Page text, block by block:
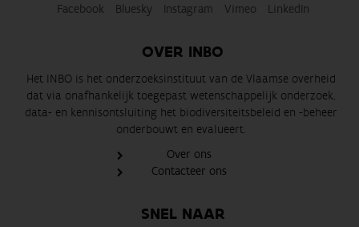
Facebook Bluesky Instagram Vimeo LinkedIn
OVER INBO
Het INBO is het onderzoeksinstituut van de Vlaamse overheid
dat via onafhankelijk toegepast wetenschappelijk onderzoek,
data- en kennisontsluiting het biodiversiteitsbeleid en -beheer
onderbouwt en evalueert.
Over ons
Contacteer ons
SNEL NAAR